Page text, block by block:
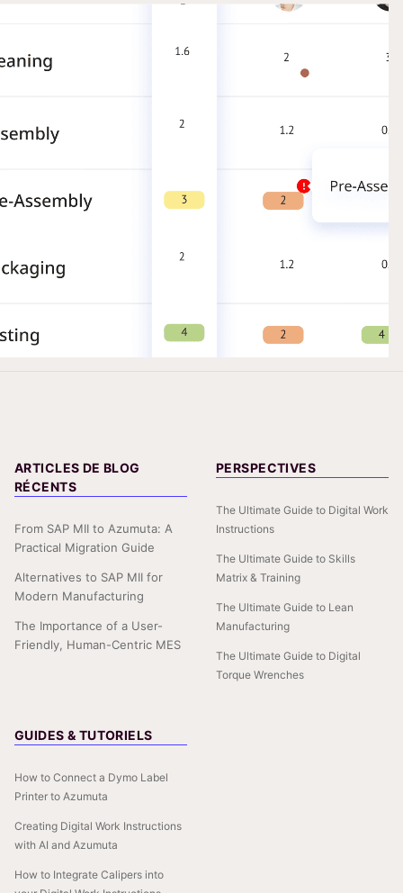
ARTICLES DE BLOG
RÉCENTS
From SAP MII to Azumuta: A
Practical Migration Guide
Alternatives to SAP MII for
Modern Manufacturing
The Importance of a User-
Friendly, Human-Centric MES
PERSPECTIVES
The Ultimate Guide to Digital Work
Instructions
The Ultimate Guide to Skills
Matrix & Training
The Ultimate Guide to Lean
Manufacturing
The Ultimate Guide to Digital
Torque Wrenches
GUIDES & TUTORIELS
How to Connect a Dymo Label
Printer to Azumuta
Creating Digital Work Instructions
with AI and Azumuta
How to Integrate Calipers into